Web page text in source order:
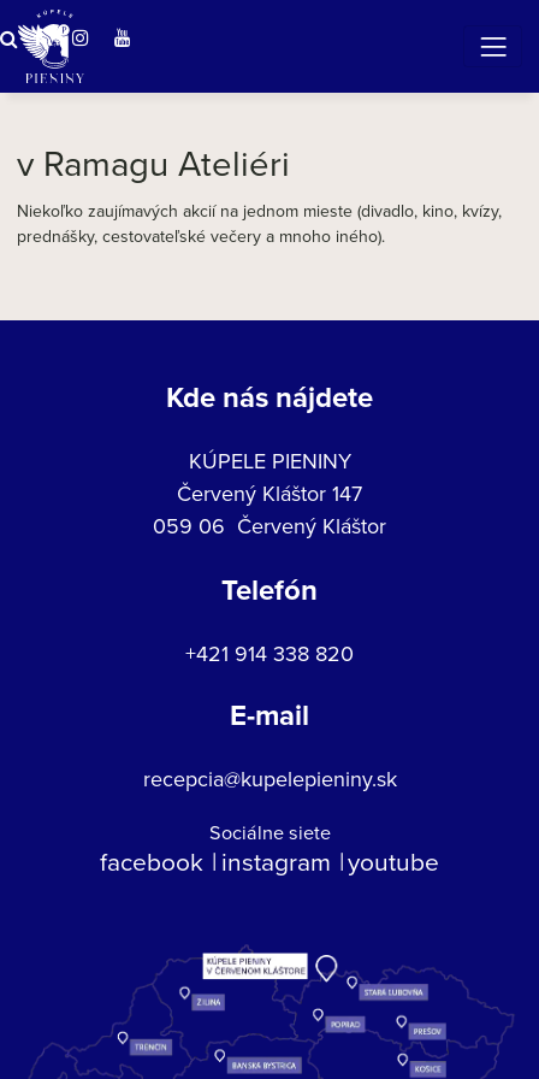
v Ramagu Ateliéri
Niekoľko zaujímavých akcií na jednom mieste (divadlo, kino, kvízy,
prednášky, cestovateľské večery a mnoho iného).
Kde nás nájdete
KÚPELE PIENINY
Červený Kláštor 147
059 06 Červený Kláštor
Telefón
+421 914 338 820
E-mail
recepcia@kupelepieniny.sk
Sociálne siete
facebook instagram youtube